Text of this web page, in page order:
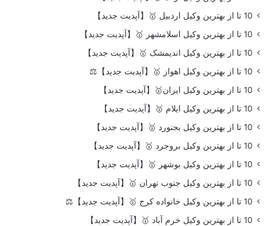
10 تا از بهترین وکیل اردبیل 🥇【آپدیت جدید】
10 تا از بهترین وکیل اسلامشهر 🥇【آپدیت جدید】
10 تا از بهترین وکیل اندیمشک 🥇【آپدیت جدید】
10 تا از بهترین وکیل اهواز 🥇【آپدیت جدید】⚖️
10 تا از بهترین وکیل ایران🥇【آپدیت جدید】
10 تا از بهترین وکیل ایلام 🥇【آپدیت جدید】
10 تا از بهترین وکیل بجنورد 🥇【آپدیت جدید】
10 تا از بهترین وکیل بروجرد 🥇【آپدیت جدید】
10 تا از بهترین وکیل بوشهر 🥇【آپدیت جدید】
10 تا از بهترین وکیل جنوب تهران 🥇【آپدیت جدید】
10 تا از بهترین وکیل خانواده کرج 🥇【آپدیت جدید】⚖️
10 تا از بهترین وکیل خرم آباد 🥇【آپدیت جدید】